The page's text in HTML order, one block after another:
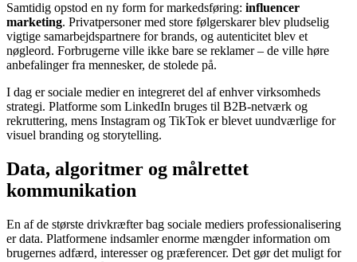
Samtidig opstod en ny form for markedsføring: influencer
marketing. Privatpersoner med store følgerskarer blev pludselig
vigtige samarbejdspartnere for brands, og autenticitet blev et
nøgleord. Forbrugerne ville ikke bare se reklamer – de ville høre
anbefalinger fra mennesker, de stolede på.
I dag er sociale medier en integreret del af enhver virksomheds
strategi. Platforme som LinkedIn bruges til B2B-netværk og
rekruttering, mens Instagram og TikTok er blevet uundværlige for
visuel branding og storytelling.
Data, algoritmer og målrettet
kommunikation
En af de største drivkræfter bag sociale mediers professionalisering
er data. Platformene indsamler enorme mængder information om
brugernes adfærd, interesser og præferencer. Det gør det muligt for